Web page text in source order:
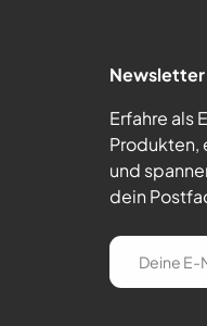
Newsletter
Erfahre als
Produkten,
und
dein
E-Mail